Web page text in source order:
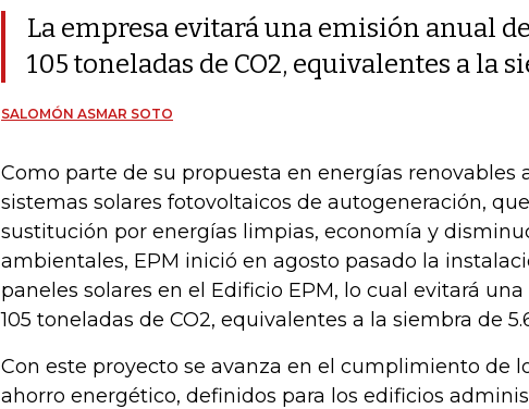
La empresa evitará una emisión anual de
105 toneladas de CO2, equivalentes a la
SALOMÓN ASMAR SOTO
Como parte de su propuesta en energías renovables
sistemas solares fotovoltaicos de autogeneración,
sustitución por energías limpias, economía y
ambientales, EPM inició en agosto pasado la
paneles solares en el Edificio EPM, lo cual evitará
105 toneladas de CO2, equivalentes a la siembra de
Con este proyecto se avanza en el cumplimiento de
ahorro energético, definidos para los edificios